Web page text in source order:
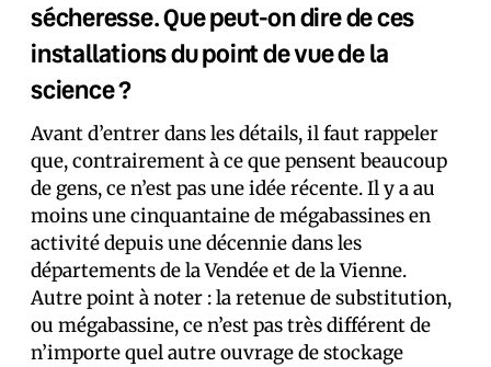
sécheresse. Que peut-on dire de ces
installations du point de vue de la
science ?
Avant d’entrer dans les détails, il faut rappeler
que, contrairement à ce que pensent beaucoup
de gens, ce n’est pas une idée récente. Il y a au
moins une cinquantaine de mégabassines en
activité depuis une décennie dans les
départements de la Vendée et de la Vienne.
Autre point à noter : la retenue de substitution,
ou mégabassine, ce n’est pas très différent de
n’importe quel autre ouvrage de stockage